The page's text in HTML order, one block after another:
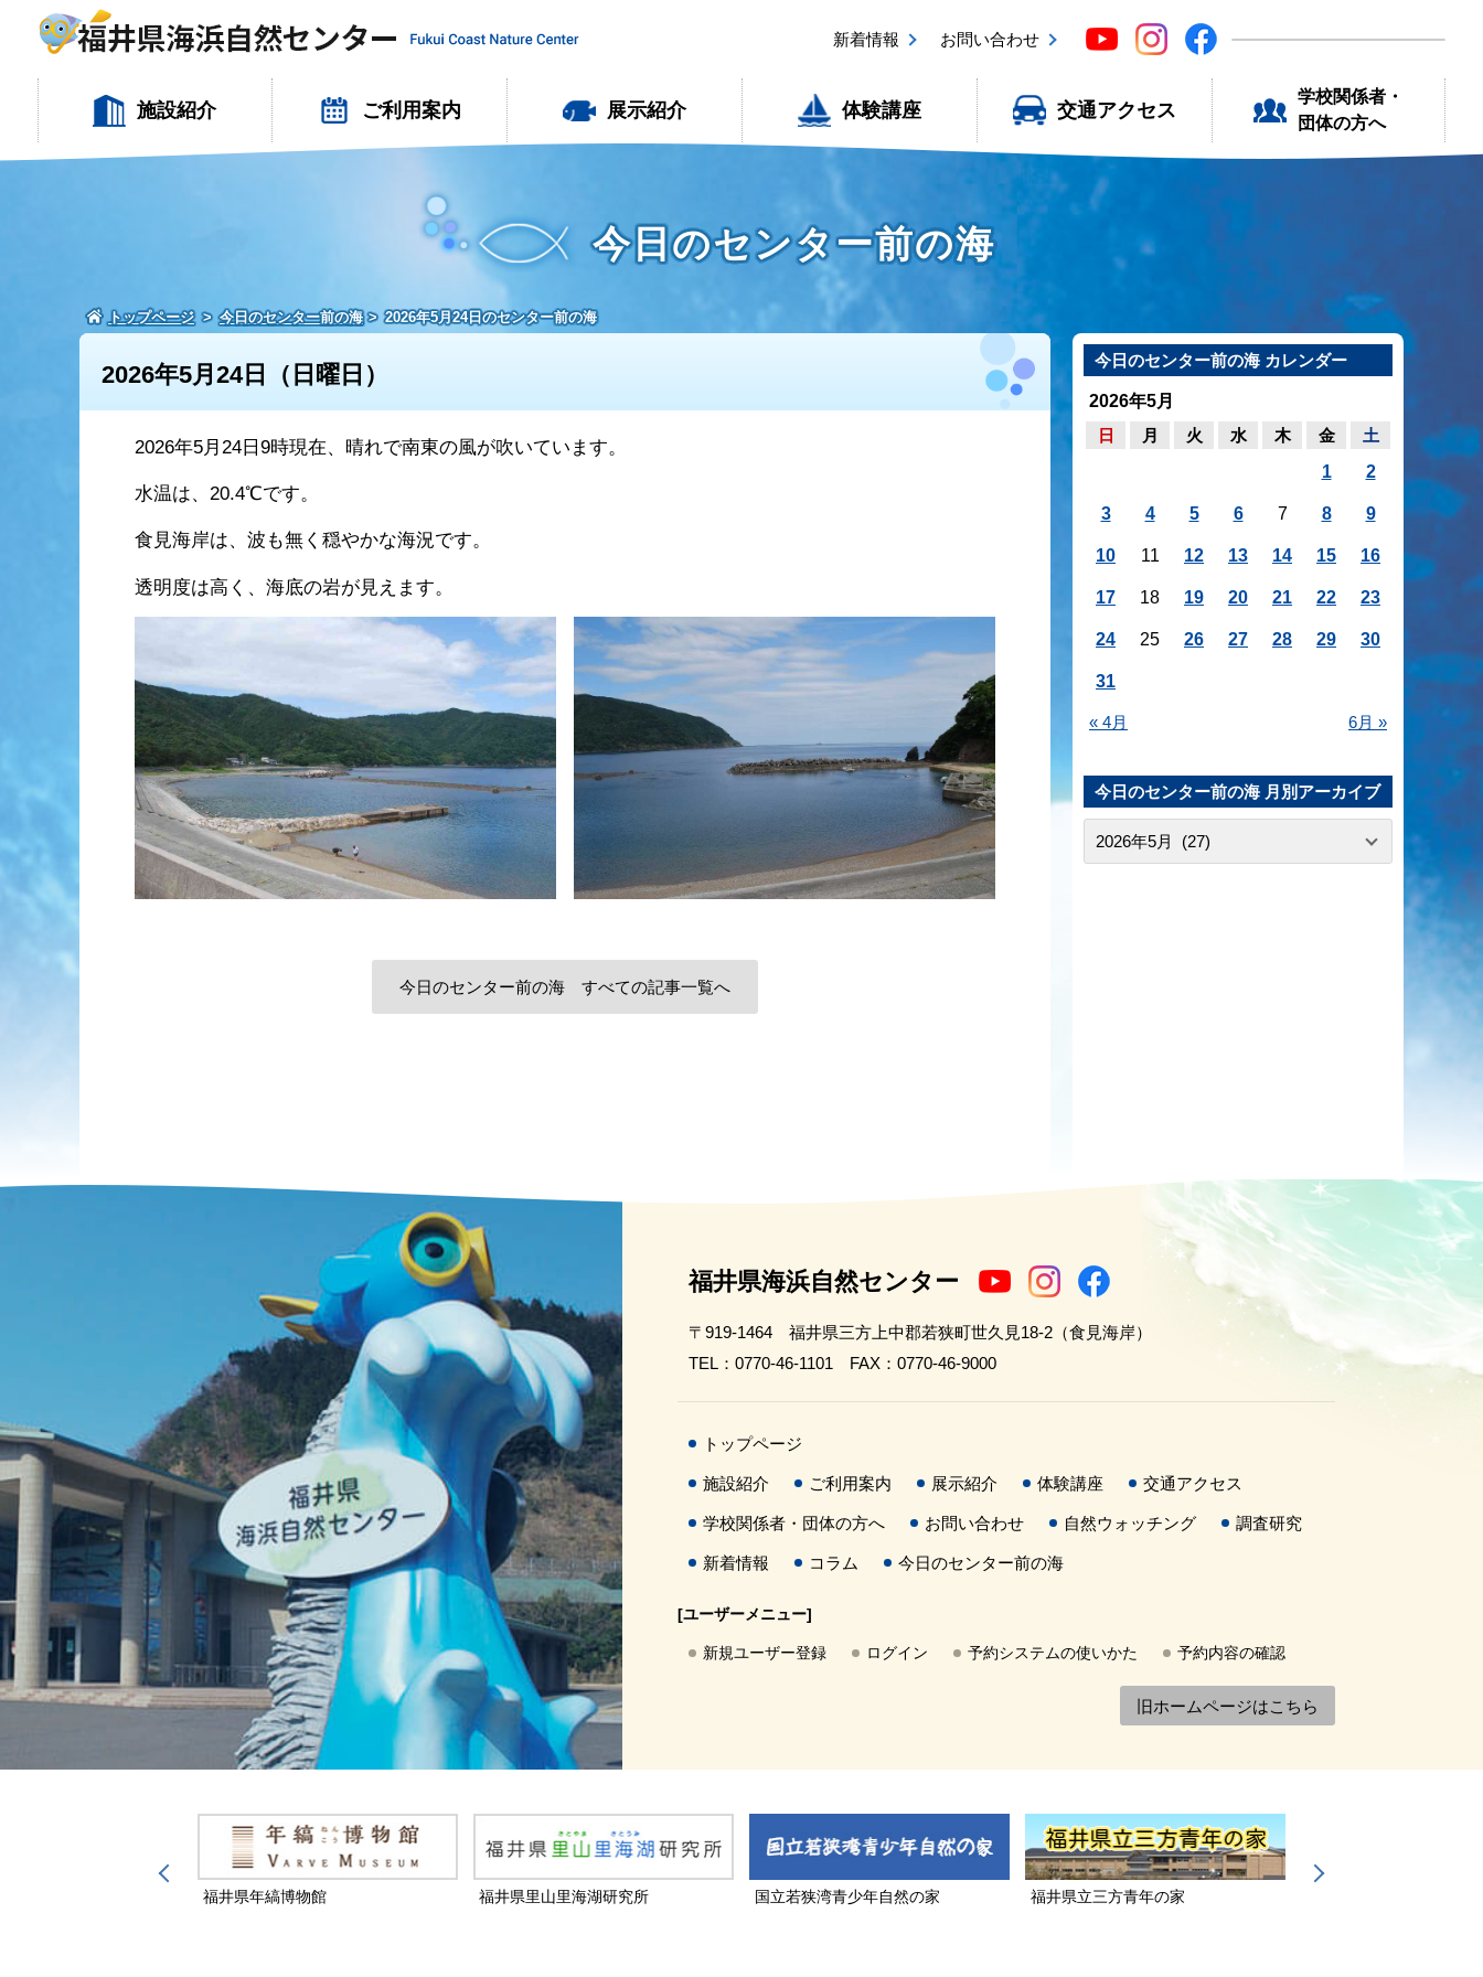
新着情報 お問い合わせ
施設紹介 ご利用案内 展示紹介 体験講座 交通アクセス
学校関係者・
団体の方へ
今日のセンター前の海
トップページ 今日のセンター前の海 2026年5月24日のセンター前の海
2026年5月24日（日曜日）
2026年5月24日9時現在、晴れで南東の風が吹いています。
水温は、20.4℃です。
食見海岸は、波も無く穏やかな海況です。
透明度は高く、海底の岩が見えます。
今日のセンター前の海 すべての記事一覧へ
今日のセンター前の海 カレンダー
2026年5月
日
月 火 水 木 金 土
« 4月 6月 »
1 2
3 4 5 6 7 8 9
10 11 12 13 14 15 16
17 18 19 20 21 22 23
24 25 26 27 28 29 30
31
今日のセンター前の海 月別アーカイブ
福井県海浜自然センター
〒919-1464 福井県三方上中郡若狭町世久見18-2（食見海岸）
TEL：0770-46-1101 FAX：0770-46-9000
トップページ
施設紹介 ご利用案内 展示紹介 体験講座 交通アクセス
学校関係者・団体の方へ お問い合わせ 自然ウォッチング 調査研究
新着情報 コラム 今日のセンター前の海
[ユーザーメニュー]
新規ユーザー登録 ログイン 予約システムの使いかた 予約内容の確認
旧ホームページはこちら
福井県年縞博物館 福井県里山里海湖研究所 国立若狭湾青少年自然の家 福井県立三方青年の家